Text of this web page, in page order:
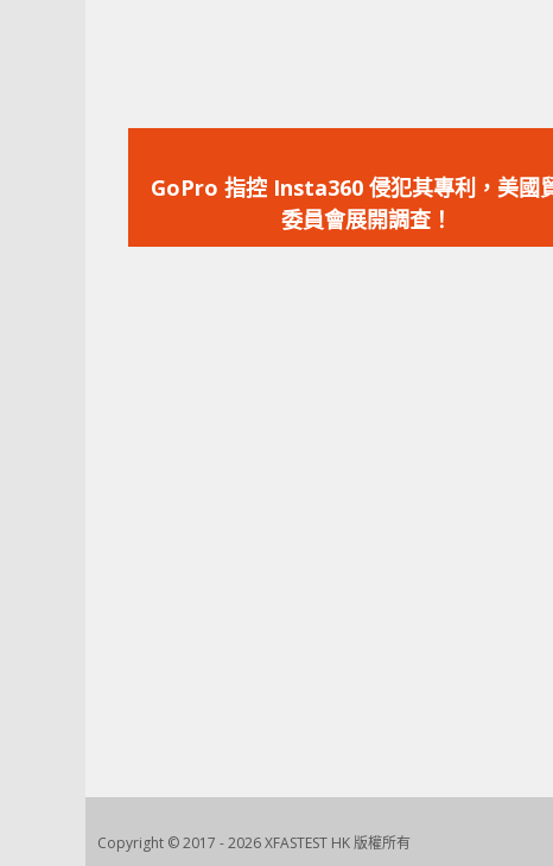
一
篇
文
GoPro 指控 Insta360 侵犯其專利，美國
委員會展開調查！
Copyright © 2017 - 2026 XFASTEST HK 版權所有